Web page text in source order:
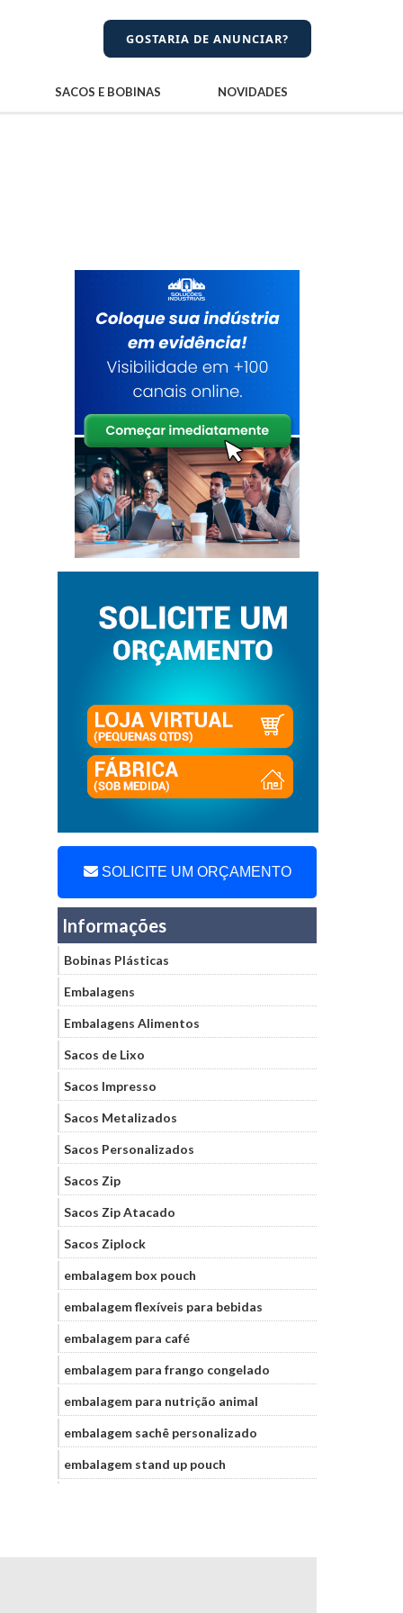
GOSTARIA DE ANUNCIAR?
SACOS E BOBINAS NOVIDADES
SOLICITE UM ORÇAMENTO
Informações
Bobinas Plásticas
Embalagens
Embalagens Alimentos
Sacos de Lixo
Sacos Impresso
Sacos Metalizados
Sacos Personalizados
Sacos Zip
Sacos Zip Atacado
Sacos Ziplock
embalagem box pouch
embalagem flexíveis para bebidas
embalagem para café
embalagem para frango congelado
embalagem para nutrição animal
embalagem sachê personalizado
embalagem stand up pouch